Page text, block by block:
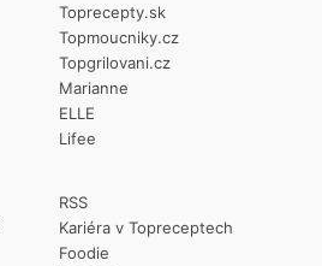
RSS
Kariéra v Topreceptech
Foodie
Toprecepty.sk
Topmoucniky.cz
Topgrilovani.cz
Marianne
ELLE
Lifee